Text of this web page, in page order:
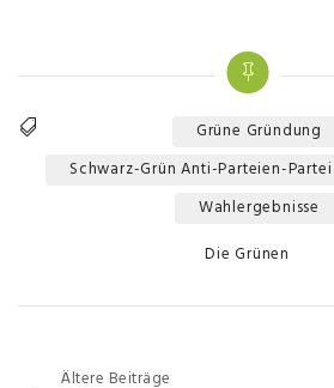
Tags
Grüne Gründung
Schwarz-Grün Anti-Parteien-Partei
Wahlergebnisse
Categories
Die Grünen
Ältere Beiträge